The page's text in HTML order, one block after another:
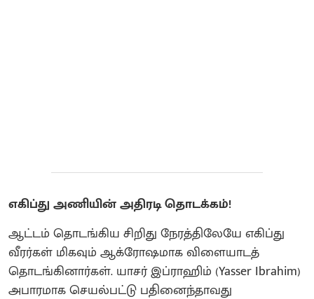
எகிப்து அணியின் அதிரடி தொடக்கம்!
ஆட்டம் தொடங்கிய சிறிது நேரத்திலேயே எகிப்து
வீரர்கள் மிகவும் ஆக்ரோஷமாக விளையாடத்
தொடங்கினார்கள். யாசர் இப்ராஹிம் (Yasser Ibrahim)
அபாரமாக செயல்பட்டு பதினைந்தாவது